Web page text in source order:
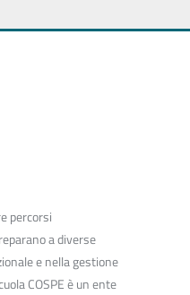
percorsi
a diverse
e nella gestione
COSPE è un ente